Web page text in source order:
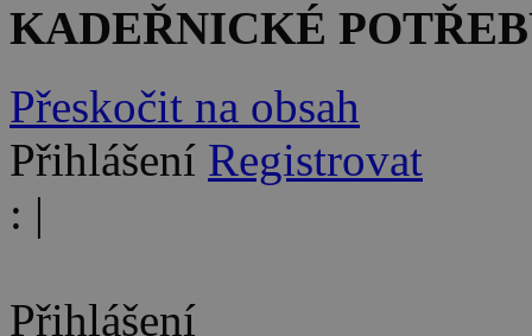
KADEŘNICKÉ
Přeskočit na obsah
Přihlášení Registrovat
: |
Přihlášení